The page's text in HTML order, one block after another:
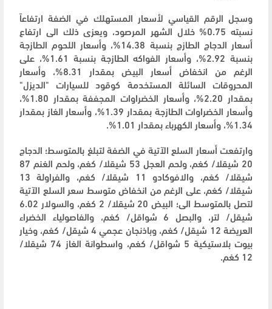
وسجل الرقم القياسي لأسعار المستهلك في الضفة ارتفاعاً
نسبته 0.75% خلال الشهر المرصود، ويعزى ذلك الى ارتفاع
أسعار الدجاج الطازج بنسبة 14.38%، وأسعار اللحوم الطازجة
بنسبة 2.92%، وأسعار الفواكه الطازجة بنسبة 1.61%، على
الرغم من انخفاض أسعار البيض بمقدار 8.31%، وأسعار
المحروقات السائلة المستخدمة كوقود للسيارات "الديزل"
بمقدار 2.20%، وأسعار الخضراوات المجففة بمقدار 1.80%،
وأسعار الخضراوات الطازجة بمقدار 1.39%، وأسعار الغاز بمقدار
1.34%، وأسعار الكهرباء بمقدار 1.01%.
وارتفعت أسعار السلع الآتية في الضفة لتبلغ بالمتوسط؛ الدجاج
20 شيقلا/ كغم، ولحم العجل 53 شيقلا/ كغم، ولحم الغنم 87
شيقلا/ كغم، والافوكادو 11 شيقلا/ كغم، والفراولة 13
شيقلا/ كغم، على الرغم من انخفاض متوسط سعر السلع الآتية
لتصل بالمتوسط الى؛ البيض 20 شيقلا/ 2 كغم، والسولار 6.02
شيقل/ لتر، والبصل 6 شواقل/ كغم، والفاصولياء الخضراء
العريضة 12 شيقل/ كغم، وباذنجان عجمي 4 شيقل/ كغم، وخيار
بيوت بلاستيكية 5 شواقل/ كغم، واسطوانة الغاز 74 شيقلا/
12 كغم.